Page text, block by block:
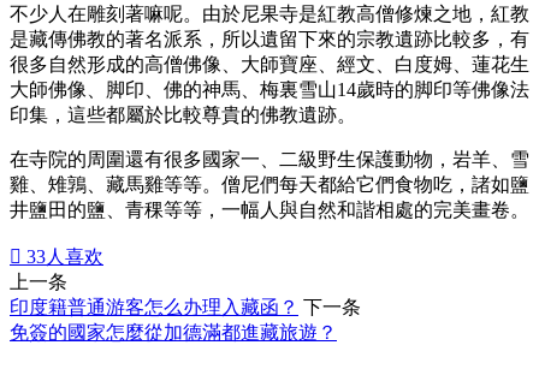
不少人在雕刻著嘛呢。由於尼果寺是紅教高僧修煉之地，紅教
是藏傳佛教的著名派系，所以遺留下來的宗教遺跡比較多，有
很多自然形成的高僧佛像、大師寶座、經文、白度姆、蓮花生
大師佛像、脚印、佛的神馬、梅裏雪山14歲時的脚印等佛像法
印集，這些都屬於比較尊貴的佛教遺跡。
在寺院的周圍還有很多國家一、二級野生保護動物，岩羊、雪
雞、雉鶉、藏馬雞等等。僧尼們每天都給它們食物吃，諸如鹽
井鹽田的鹽、青稞等等，一幅人與自然和諧相處的完美畫卷。
 33人喜欢
上一条
印度籍普通游客怎么办理入藏函？ 下一条
免簽的國家怎麼從加德滿都進藏旅遊？